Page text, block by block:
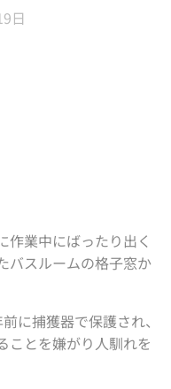
日
作業中にばったり出く
バスルームの格子窓か
に捕獲器で保護され、
ことを嫌がり人馴れを